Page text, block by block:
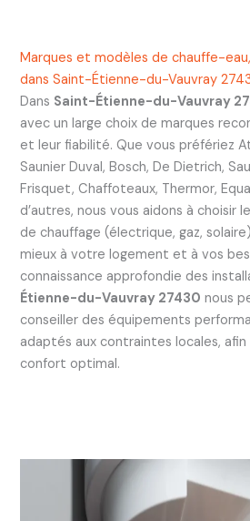
Marques et modèles de chauffe-
dans Saint-Étienne-du-Vauvray
Dans Saint-Étienne-du-Vauvray
avec un large choix de marques
et leur fiabilité. Que vous préfériez
Saunier Duval, Bosch, De Dietrich,
Frisquet, Chaffoteaux, Thermor,
d’autres, nous vous aidons à choisir
de chauffage (électrique, gaz,
mieux à votre logement et à vos
connaissance approfondie des
Étienne-du-Vauvray 27430 nous
conseiller des équipements
adaptés aux contraintes locales,
confort optimal.